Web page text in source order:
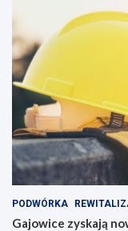
PODWÓRKA
Gajowice zyskają